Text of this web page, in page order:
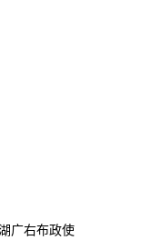
广右布政使